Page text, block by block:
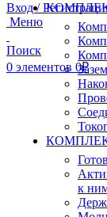
Вход /
Меню
Поиск
0 элементов 0₽
к